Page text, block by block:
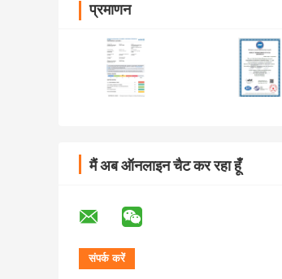
प्रमाणन
मैं अब ऑनलाइन चैट कर रहा हूँ